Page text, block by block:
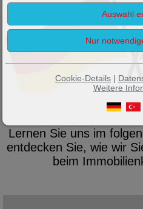
Lernen Sie uns im
entdecken Sie, wie wir
beim
Cookie-Details |
Weitere